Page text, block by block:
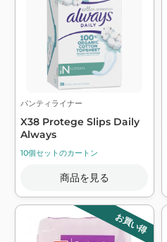
パンティライナー
X38 Protege Slips Daily
Always
10個セットのカートン
商品を見る
お買い得